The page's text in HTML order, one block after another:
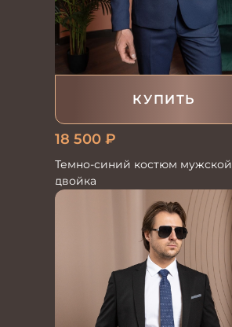
КУПИТЬ
18 500 ₽
Темно-синий костюм мужской
двойка